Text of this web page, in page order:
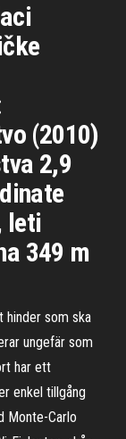
(2010)
2,9
leti
349 m
hinder som ska
ungefär som
har ett
enkel tillgång
Monte-Carlo